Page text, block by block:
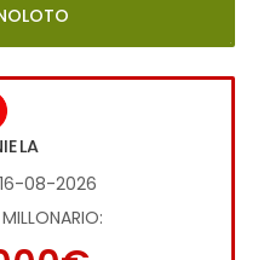
08-2026